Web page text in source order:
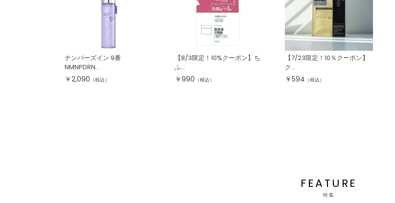
ナンバーズイン 9番
NMNPDRN...
￥2,090 （税込）
【8/3限定！10%クーポン】ち
ふ...
￥990 （税込）
【7/23限定！10％クーポン】
ク...
￥594 （税込）
FEATURE
特集